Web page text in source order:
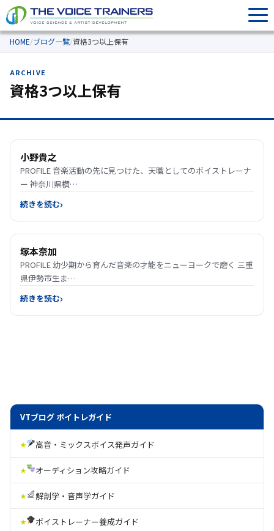
HOME/ブログ一覧/資格3つ以上保有
ARCHIVE
資格3つ以上保有
小野貴之
PROFILE 音楽活動の先に見つけた、天職としてのボイストレーナ
ー 神奈川県横…
続きを読む
塚本奈加
PROFILE 幼少期から育んだ音楽の才能をニューヨークで磨く 三重
県伊勢市生ま…
続きを読む
VTブログ ボイトレガイド
高音・ミックスボイス発声ガイド
オーディション攻略ガイド
解剖学・音声学ガイド
ボイストレーナー養成ガイド